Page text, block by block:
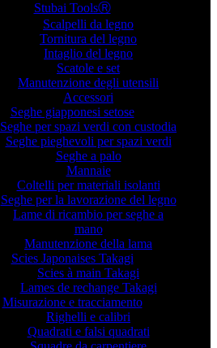
Stubai ToolsⓇ
Scalpelli da legno
Tornitura del legno
Intaglio del legno
Scatole e set
Manutenzione degli utensili
Accessori
Seghe giapponesi setose
Seghe per spazi verdi con custodia
Seghe pieghevoli per spazi verdi
Seghe a palo
Mannaie
Coltelli per materiali isolanti
Seghe per la lavorazione del legno
Lame di ricambio per seghe a
mano
Manutenzione della lama
Scies Japonaises Takagi
Scies à main Takagi
Lames de rechange Takagi
Misurazione e tracciamento
Righelli e calibri
Quadrati e falsi quadrati